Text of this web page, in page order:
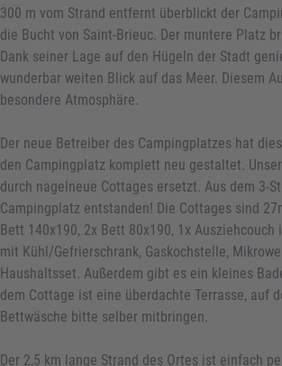
300 m vom Strand entfernt überblickt der
die Bucht von Saint-Brieuc. Der muntere Platz
Dank seiner Lage auf den Hügeln der Stadt
wunderbar weiten Blick auf das Meer. Diesem
besondere Atmosphäre.
Der neue Betreiber des Campingplatzes hat
den Campingplatz komplett neu gestaltet.
durch nagelneue Cottages ersetzt. Aus dem 3-
Campingplatz entstanden! Die Cottages sind
Bett 140x190, 2x Bett 80x190, 1x
mit Kühl/Gefrierschrank, Gaskochstelle,
Haushaltsset. Außerdem gibt es ein kleines
dem Cottage ist eine überdachte Terrasse, auf
Bettwäsche bitte selber mitbringen.
Der 2,5 km lange Strand des Ortes ist einfach